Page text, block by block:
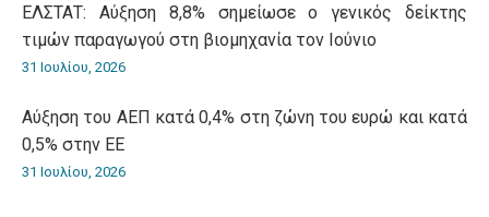
ΕΛΣΤΑΤ: Αύξηση 8,8% σημείωσε ο γενικός δείκτης
τιμών παραγωγού στη βιομηχανία τον Ιούνιο
31 Ιουλίου, 2026
Αύξηση του ΑΕΠ κατά 0,4% στη ζώνη του ευρώ και κατά
0,5% στην ΕΕ
31 Ιουλίου, 2026